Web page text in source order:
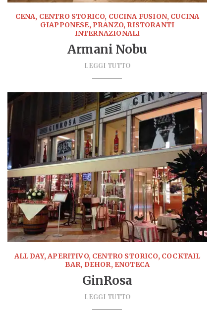
CENA, CENTRO STORICO, CUCINA FUSION, CUCINA
GIAPPONESE, PRANZO, RISTORANTI
INTERNAZIONALI
Armani Nobu
LEGGI TUTTO
ALL DAY, APERITIVO, CENTRO STORICO, COCKTAIL
BAR, DEHOR, ENOTECA
GinRosa
LEGGI TUTTO